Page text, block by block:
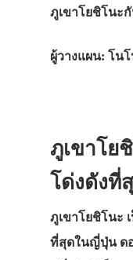
ภูเขาโยชิโนะ
ผู้วางแผน: โน
ภูเขาโย
โด่งดังที่
ภูเขาโยชิโนะ
ที่สุดในญี่ปุ่น ด